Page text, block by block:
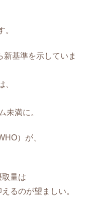
。
基準を示していま
、
未満に。
）が、
量は
るのが望ましい。